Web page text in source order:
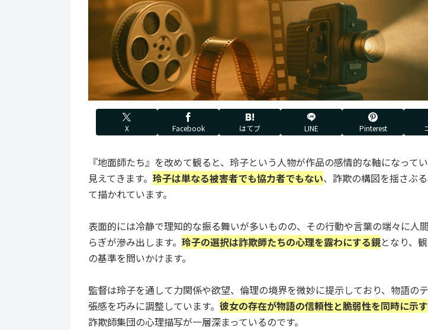
X Facebook はてブ LINE Pinterest
『地面師たち』を改めて観ると、玲子という人物が作品の感情的な軸になって
見えてきます。 玲子は単なる被害者でも協力者でもない、詐欺の構図を揺さぶ
て描かれています。
表面的には冷静で理知的な振る舞いが多いものの、その行動や言葉の端々に人
らぎが滲み出します。 玲子の選択は詐欺師たちの心理を露わにする鏡となり、
の基準を問いかけます。
監督は玲子を通して力関係や欲望、倫理の境界を微妙に提示しており、物語の
張感を巧みに調整しています。 彼女の存在が物語の信頼性と脆弱性を同時に示す
詐欺師集団の心理描写が一層深まっているのです。